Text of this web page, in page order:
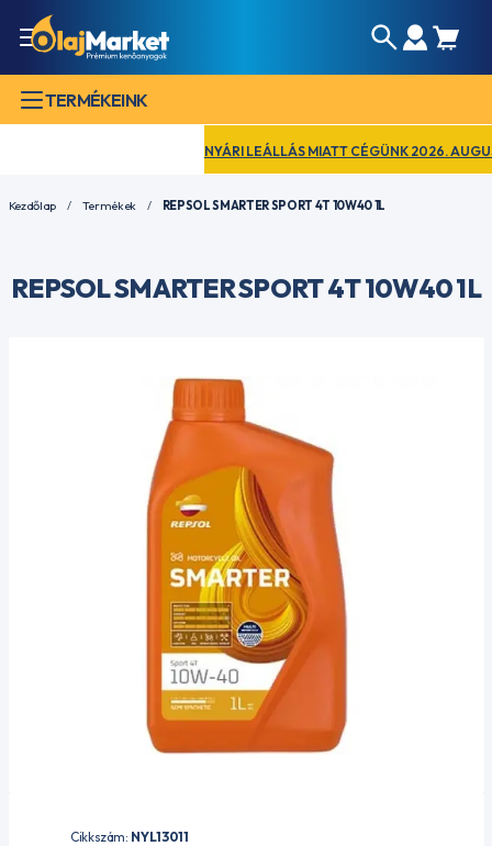
TERMÉKEINK
NYÁRI LEÁLLÁS MIATT CÉGÜNK 2026.
Kezdőlap Termékek REPSOL SMARTER SPORT 4T 10W40 1L
REPSOL SMARTER SPORT 4T 10W40 1L
Cikkszám: NYL13011